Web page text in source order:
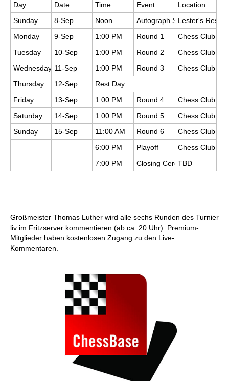
Day Date Time Event
Location
Sunday
8-Sep Noon Autograph Session/ Photo
Lester's
Monday
9-Sep 1:00 PM Round 1
Chess Club
Tuesday
10-Sep 1:00 PM Round 2
Chess Club
Wednesday 11-Sep 1:00 PM Round 3
Chess Club
Thursday
12-Sep
Rest Day
Friday
13-Sep 1:00 PM Round 4
Chess Club
Saturday
14-Sep 1:00 PM Round 5
Chess Club
Sunday
15-Sep 11:00 AM Round 6
Chess Club
6:00 PM
Playoff
Chess Club
7:00 PM
Closing Ceremony/Press
TBD
Großmeister Thomas Luther wird alle sechs Runden des Turnier
liv im Fritzserver kommentieren (ab ca. 20.Uhr). Premium-
Mitglieder haben kostenlosen Zugang zu den Live-
Kommentaren.